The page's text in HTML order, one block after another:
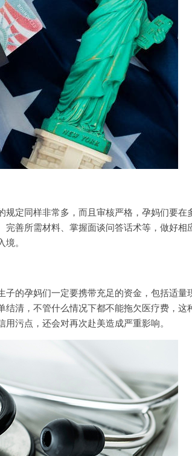
定同样非常多，而且审核严格，孕妈们要在
善所需材料、掌握面谈问答话术等，做好相
。
的孕妈们一定要携带充足的资金，包括适量
清，不管什么情况下都不能拖欠医疗费，这
污点，还会对再次赴美造成严重影响。